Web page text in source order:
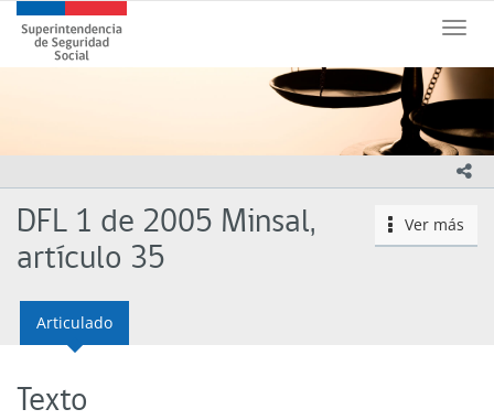
principal
Toggle
Superintendencia
de
Seguridad
Gobierno
Chile
icono
Ver más
DFL 1 de 2005 Minsal,
artículo 35
Articulado
Texto